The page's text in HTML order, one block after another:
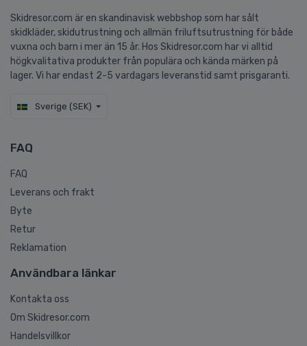
Skidresor.com är en skandinavisk webbshop som har sålt
skidkläder, skidutrustning och allmän friluftsutrustning för både
vuxna och barn i mer än 15 år. Hos Skidresor.com har vi alltid
högkvalitativa produkter från populära och kända märken på
lager. Vi har endast 2-5 vardagars leveranstid samt prisgaranti.
Sverige (SEK)
FAQ
FAQ
Leverans och frakt
Byte
Retur
Reklamation
Användbara länkar
Kontakta oss
Om Skidresor.com
Handelsvillkor